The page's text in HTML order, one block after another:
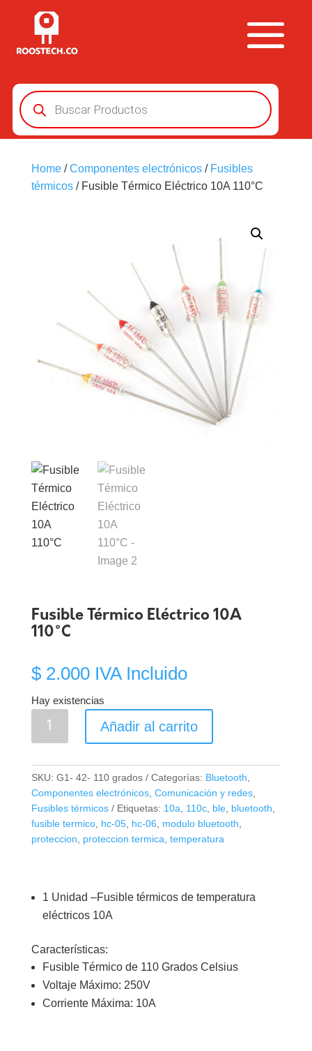
Búsqueda
de
productos
Home/Componentes electrónicos/ Fusibles
térmicos/ Fusible Térmico Eléctrico 10A 110°C
Fusible Térmico Eléctrico 10A
110°C
$2.000 IVA Incluido
Hay existencias
Fusible
10A
110°C
cantidad
Añadir al carrito
SKU: G1- 42- 110 grados Categorías: Bluetooth
Componentes electrónicos, Comunicación y redes,
Fusibles térmicos
Etiquetas: 10a 110c, ble, bluetooth
fusible termico, hc-05, hc-06 modulo bluetooth
proteccion
proteccion termica temperatura
1 Unidad –Fusible térmicos de temperatura
eléctricos 10A
Características:
Fusible Térmico de 110 Grados Celsius
Voltaje Máximo: 250V
Corriente Máxima: 10A